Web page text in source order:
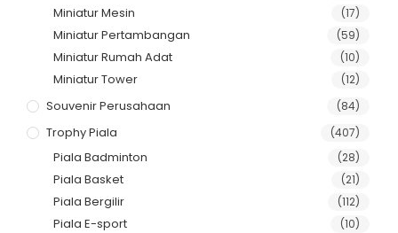
Miniatur Mesin (17)
Miniatur Pertambangan (59)
Miniatur Rumah Adat (10)
Miniatur Tower (12)
Souvenir Perusahaan (84)
Trophy Piala (407)
Piala Badminton (28)
Piala Basket (21)
Piala Bergilir (112)
Piala E-sport (10)